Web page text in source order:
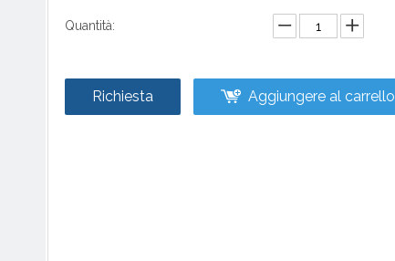
Quantità:
Richiesta Aggiungere al carrello